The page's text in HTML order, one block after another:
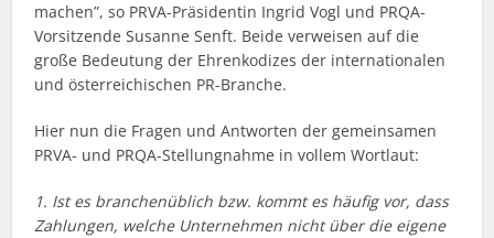
machen”, so PRVA-Präsidentin Ingrid Vogl und PRQA-
Vorsitzende Susanne Senft. Beide verweisen auf die
große Bedeutung der Ehrenkodizes der internationalen
und österreichischen PR-Branche.
Hier nun die Fragen und Antworten der gemeinsamen
PRVA- und PRQA-Stellungnahme in vollem Wortlaut:
1. Ist es branchenüblich bzw. kommt es häufig vor, dass
Zahlungen, welche Unternehmen nicht über die eigene